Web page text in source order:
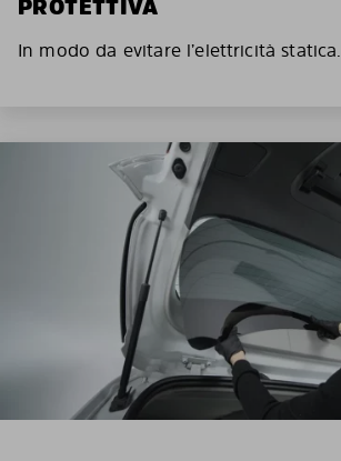
PROTETTIVA
In modo da evitare l’elettricità statica.